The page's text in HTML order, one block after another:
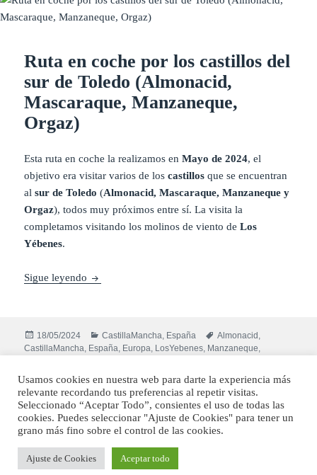
Ruta en coche por los castillos del
sur de Toledo (Almonacid,
Mascaraque, Manzaneque,
Orgaz)
Esta ruta en coche la realizamos enMayo de 2024, el
objetivo era visitar varios de loscastillosque se encuentran
alsur de Toledo (Almonacid, Mascaraque, Manzaneque y
Orgaz), todos muy próximos entre sí. La visita la
completamos visitando los molinos de viento deLos
Yébenes.
Sigue leyendo Ruta en coche por los castillos del sur de Toledo
Publicado
el
18/05/2024 Categorías
CastillaMancha, España Etiquetas
Almonacid ,
CastillaMancha, España, Europa, LosYebenes, Manzaneque,
Funciona gracias a WordPress
Usamos cookies en nuestra web para darte la experiencia más
relevante recordando tus preferencias al repetir visitas.
Seleccionado “Aceptar Todo”, consientes el uso de todas las
cookies. Puedes seleccionar "Ajuste de Cookies" para tener un
grano más fino sobre el control de las cookies.
Ajuste de Cookies Aceptar todo